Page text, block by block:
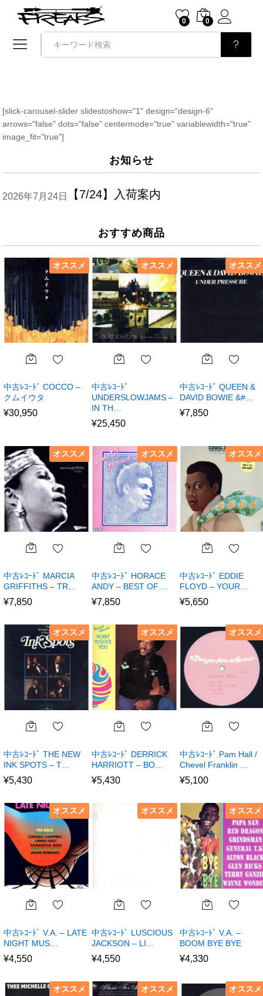
0 0
[slick-carousel-slider slidestoshow="1" design="design-6"
arrows="false" dots="false" centermode="true" variablewidth="true"
image_fit="true"]
お知らせ
【7/24】入荷案内
2026年7月24日
おすすめ商品
オススメ
中古ﾚｺｰﾄﾞ COCCO –
クムイウタ
¥30,950
オススメ
中古ﾚｺｰﾄﾞ
UNDERSLOWJAMS –
IN TH…
¥25,450
オススメ
中古ﾚｺｰﾄﾞ QUEEN &
DAVID BOWIE &#…
¥7,850
オススメ
中古ﾚｺｰﾄﾞ MARCIA
GRIFFITHS – TR…
¥7,850
オススメ
中古ﾚｺｰﾄﾞ HORACE
ANDY – BEST OF…
¥7,850
オススメ
中古ﾚｺｰﾄﾞ EDDIE
FLOYD – YOUR…
¥5,650
オススメ
中古ﾚｺｰﾄﾞ THE NEW
INK SPOTS – T…
¥5,430
オススメ
中古ﾚｺｰﾄﾞ DERRICK
HARRIOTT – BO…
¥5,430
オススメ
中古ﾚｺｰﾄﾞ Pam Hall /
Chevel Franklin …
¥5,100
オススメ
中古ﾚｺｰﾄﾞ V.A. – LATE
NIGHT MUS…
¥4,550
オススメ
中古ﾚｺｰﾄﾞ LUSCIOUS
JACKSON – LI…
¥4,550
オススメ
中古ﾚｺｰﾄﾞ V.A. –
BOOM BYE BYE
¥4,330
オススメ オススメ オススメ